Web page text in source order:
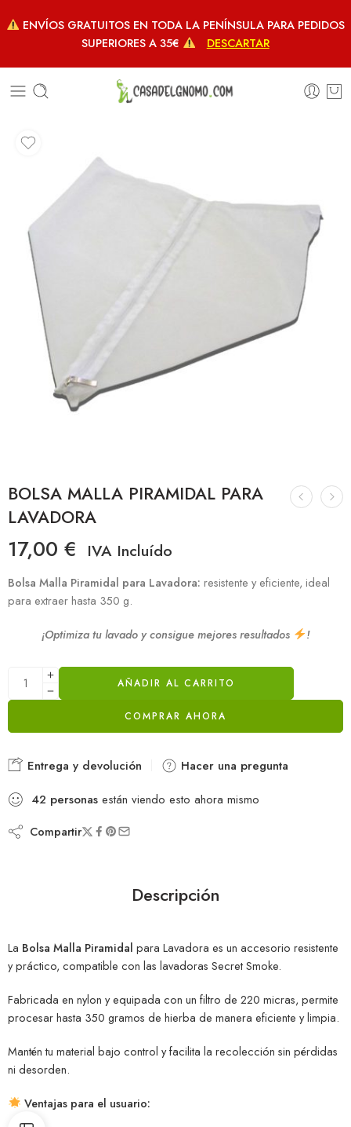
ENVÍOS GRATUITOS EN TODA LA PENÍNSULA PARA PEDIDOS
SUPERIORES A 35€
DESCARTAR
BOLSA MALLA PIRAMIDAL PARA
LAVADORA
17,00 € IVA Incluído
Bolsa Malla Piramidal para Lavadora: resistente y eficiente, ideal
para extraer hasta 350 g.
¡Optimiza tu lavado y consigue mejores resultados !
AÑADIR AL CARRITO
COMPRAR AHORA
Entrega y devolución
Hacer una pregunta
42 personas están viendo esto ahora mismo
Compartir
Descripción
La Bolsa Malla Piramidal para Lavadora es un accesorio resistente
y práctico, compatible con las lavadoras Secret Smoke.
Fabricada en nylon y equipada con un filtro de 220 micras, permite
procesar hasta 350 gramos de hierba de manera eficiente y limpia.
Mantén tu material bajo control y facilita la recolección sin pérdidas
ni desorden.
Ventajas para el usuario: